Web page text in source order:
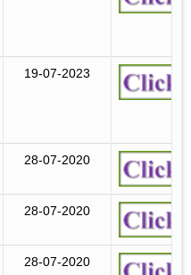
19-07-2023
28-07-2020
28-07-2020
28-07-2020